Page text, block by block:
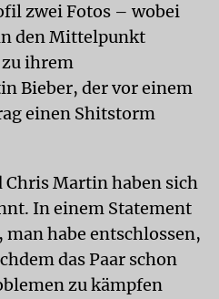
zwei Fotos – wobei
den Mittelpunkt
ihrem
Bieber, der vor einem
einen Shitstorm
Martin haben sich
In einem Statement
man habe entschlossen,
das Paar schon
zu kämpfen